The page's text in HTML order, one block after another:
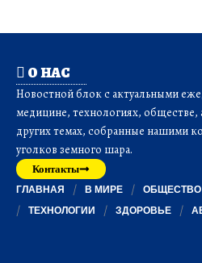
О НАС
Новостной блок с актуальными
медицине, технологиях,
других темах, собранные нашими
уголков земного шара.
Контакты
ГЛАВНАЯ В МИРЕ ОБЩЕСТВО
ТЕХНОЛОГИИ
ЗДОРОВЬЕ